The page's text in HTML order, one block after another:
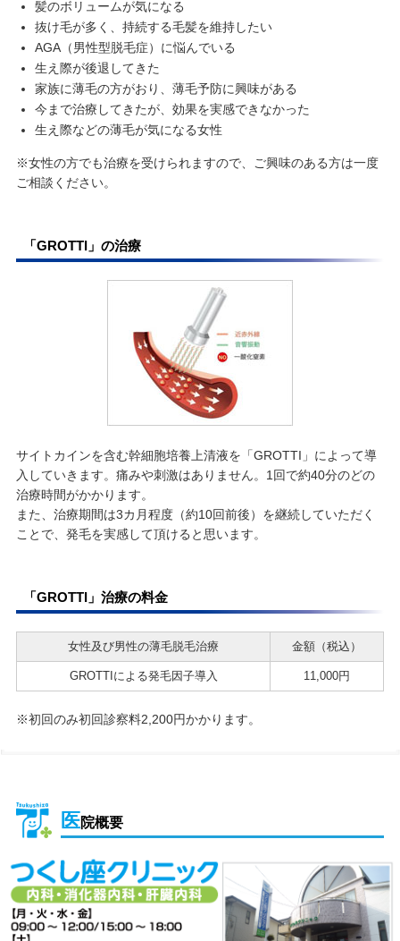
髪のボリュームが気になる
抜け毛が多く、持続する毛髪を維持したい
AGA（男性型脱毛症）に悩んでいる
生え際が後退してきた
家族に薄毛の方がおり、薄毛予防に興味がある
今まで治療してきたが、効果を実感できなかった
生え際などの薄毛が気になる女性
※女性の方でも治療を受けられますので、ご興味のある方は一度
ご相談ください。
「GROTTI」の治療
サイトカインを含む幹細胞培養上清液を「GROTTI」によって導
入していきます。痛みや刺激はありません。1回で約40分のどの
治療時間がかかります。
また、治療期間は3カ月程度（約10回前後）を継続していただく
ことで、発毛を実感して頂けると思います。
「GROTTI」治療の料金
女性及び男性の薄毛脱毛治療 金額（税込）
GROTTIによる発毛因子導入 11,000円
※初回のみ初回診察料2,200円かかります。
医院概要